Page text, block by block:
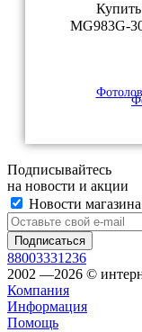
MG983G-
Подписывайтесь
на новости и акции
Новости магазина
88003331236
2002 —2026 ©
Компания
Информация
Помощь